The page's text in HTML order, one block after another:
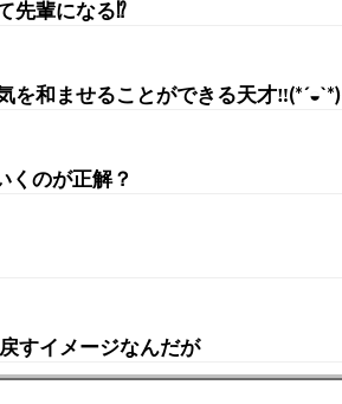
先輩になる⁉︎
を和ませることができる天才‼︎(*´◒`*)
のが正解？
すイメージなんだが